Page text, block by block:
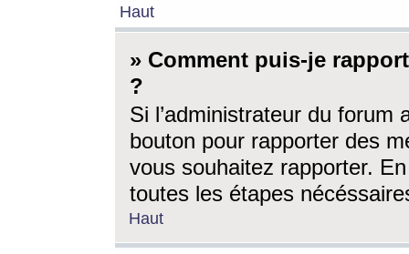
Haut
» Comment puis-je
?
Si l’administrateur du forum
bouton pour rapporter des
vous souhaitez rapporter.
toutes les étapes
Haut